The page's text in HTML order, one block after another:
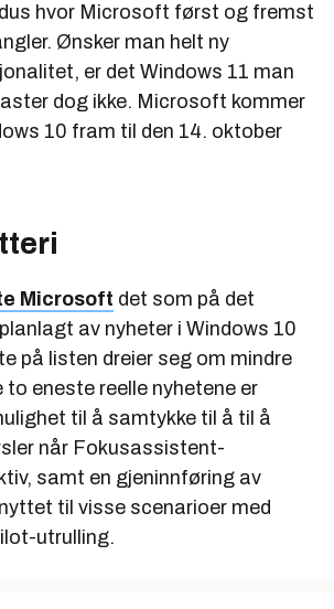
hvor Microsoft først og fremst
Ønsker man helt ny
er det Windows 11 man
dog ikke. Microsoft kommer
10 fram til den 14. oktober
Microsoft det som på det
av nyheter i Windows 10
på listen dreier seg om mindre
to eneste reelle nyhetene er
til å samtykke til å til å
når Fokusassistent-
samt en gjeninnføring av
til visse scenarioer med
utrulling.